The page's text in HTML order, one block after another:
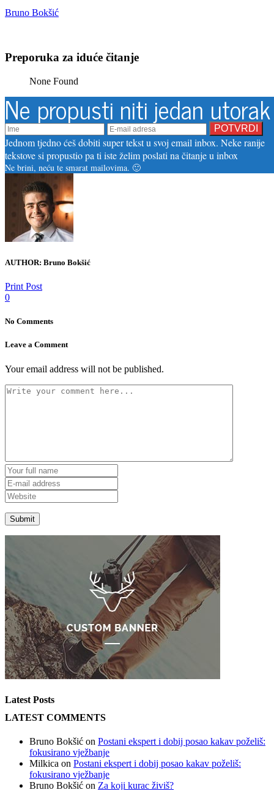
Bruno Bokšić
Preporuka za iduće čitanje
None Found
Ne propusti niti jedan utorak
Jednom tjedno ćeš dobiti super tekst u svoj email inbox. Neke ranije
tekstove si propustio pa ti iste želim poslati na čitanje u inbox
Ne brini, neću te smarat mailovima. 🙂
AUTHOR: Bruno Bokšić
Print Post
0
No Comments
Leave a Comment
Your email address will not be published.
Latest Posts
LATEST COMMENTS
Bruno Bokšić on Postani ekspert i dobij posao kakav poželiš:
fokusirano vježbanje
Milkica on Postani ekspert i dobij posao kakav poželiš:
fokusirano vježbanje
Bruno Bokšić on Za koji kurac živiš?